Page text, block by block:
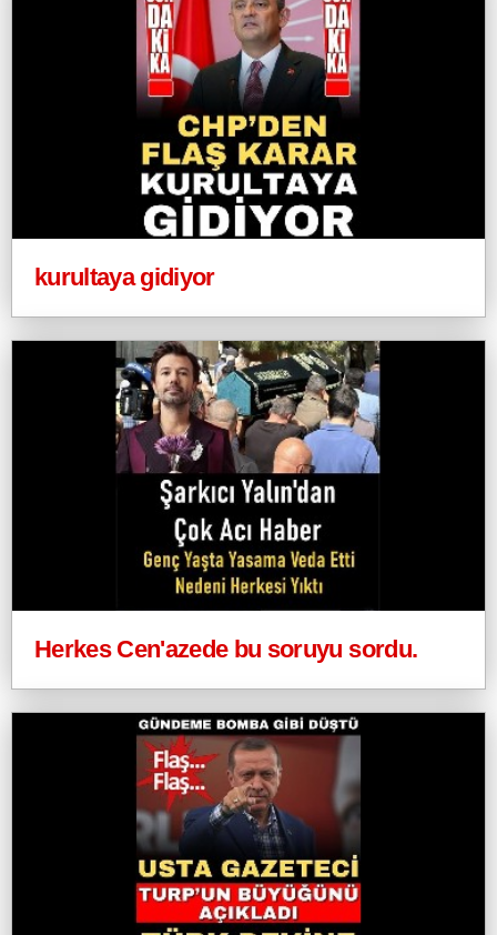
kurultaya gidiyor
Herkes Cen'azede bu soruyu sordu.